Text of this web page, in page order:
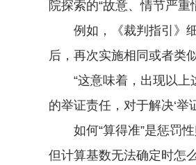
院探索的“故意、情节严
例如，《裁判指引》细
后，再次实施相同或者类
“这意味着，出现以上这
的举证责任，对于解决‘
如何“算得准”是惩罚性
但计算基数无法确定时怎